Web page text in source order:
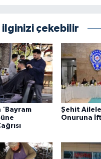
ilginizi çekebilir
'Bayram
Şehit
Onuruna